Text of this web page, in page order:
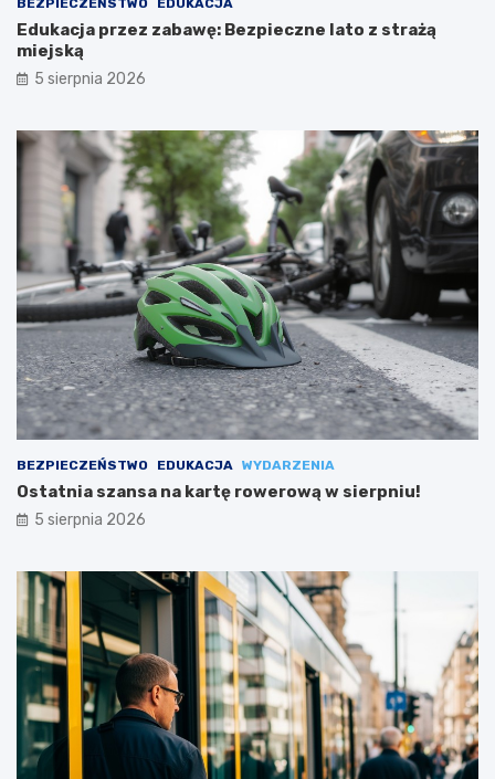
BEZPIECZEŃSTWO EDUKACJA
Edukacja przez zabawę: Bezpieczne lato z strażą
miejską
5 sierpnia 2026
BEZPIECZEŃSTWO EDUKACJA WYDARZENIA
Ostatnia szansa na kartę rowerową w sierpniu!
5 sierpnia 2026